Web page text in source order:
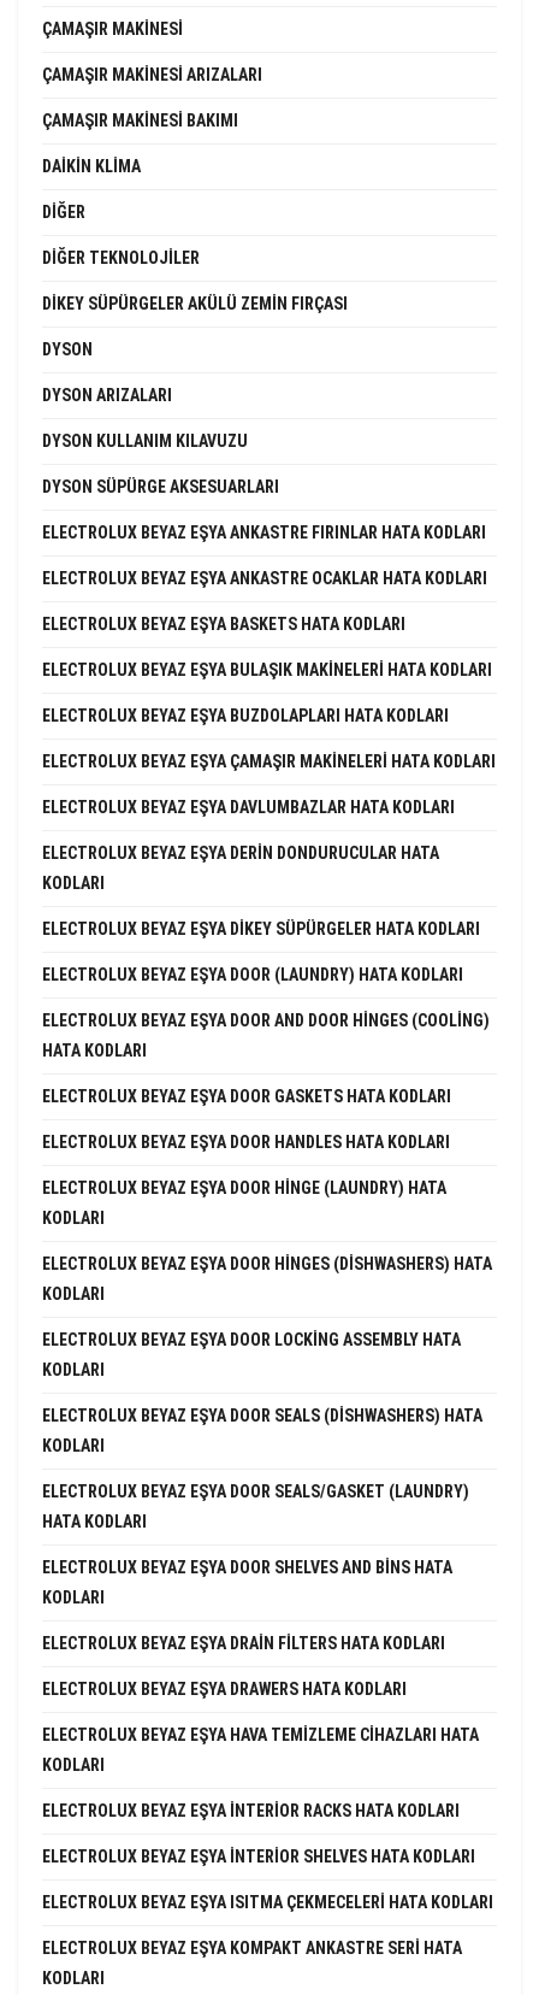
ÇAMAŞIR MAKINESI
ÇAMAŞIR MAKINESI ARIZALARI
ÇAMAŞIR MAKINESI BAKIMI
DAIKIN KLIMA
DIĞER
DIĞER TEKNOLOJILER
DIKEY SÜPÜRGELER AKÜLÜ ZEMIN FIRÇASI
DYSON
DYSON ARIZALARI
DYSON KULLANIM KILAVUZU
DYSON SÜPÜRGE AKSESUARLARI
ELECTROLUX BEYAZ EŞYA ANKASTRE FIRINLAR HATA KODLARI
ELECTROLUX BEYAZ EŞYA ANKASTRE OCAKLAR HATA KODLARI
ELECTROLUX BEYAZ EŞYA BASKETS HATA KODLARI
ELECTROLUX BEYAZ EŞYA BULAŞIK MAKINELERI HATA KODLARI
ELECTROLUX BEYAZ EŞYA BUZDOLAPLARI HATA KODLARI
ELECTROLUX BEYAZ EŞYA ÇAMAŞIR MAKINELERI HATA KODLARI
ELECTROLUX BEYAZ EŞYA DAVLUMBAZLAR HATA KODLARI
ELECTROLUX BEYAZ EŞYA DERIN DONDURUCULAR HATA
KODLARI
ELECTROLUX BEYAZ EŞYA DIKEY SÜPÜRGELER HATA KODLARI
ELECTROLUX BEYAZ EŞYA DOOR (LAUNDRY) HATA KODLARI
ELECTROLUX BEYAZ EŞYA DOOR AND DOOR HINGES (COOLING)
HATA KODLARI
ELECTROLUX BEYAZ EŞYA DOOR GASKETS HATA KODLARI
ELECTROLUX BEYAZ EŞYA DOOR HANDLES HATA KODLARI
ELECTROLUX BEYAZ EŞYA DOOR HINGE (LAUNDRY) HATA
KODLARI
ELECTROLUX BEYAZ EŞYA DOOR HINGES (DISHWASHERS) HATA
KODLARI
ELECTROLUX BEYAZ EŞYA DOOR LOCKING ASSEMBLY HATA
KODLARI
ELECTROLUX BEYAZ EŞYA DOOR SEALS (DISHWASHERS) HATA
KODLARI
ELECTROLUX BEYAZ EŞYA DOOR SEALS/GASKET (LAUNDRY)
HATA KODLARI
ELECTROLUX BEYAZ EŞYA DOOR SHELVES AND BINS HATA
KODLARI
ELECTROLUX BEYAZ EŞYA DRAIN FILTERS HATA KODLARI
ELECTROLUX BEYAZ EŞYA DRAWERS HATA KODLARI
ELECTROLUX BEYAZ EŞYA HAVA TEMIZLEME CIHAZLARI HATA
KODLARI
ELECTROLUX BEYAZ EŞYA INTERIOR RACKS HATA KODLARI
ELECTROLUX BEYAZ EŞYA INTERIOR SHELVES HATA KODLARI
ELECTROLUX BEYAZ EŞYA ISITMA ÇEKMECELERI HATA KODLARI
ELECTROLUX BEYAZ EŞYA KOMPAKT ANKASTRE SERI HATA
KODLARI